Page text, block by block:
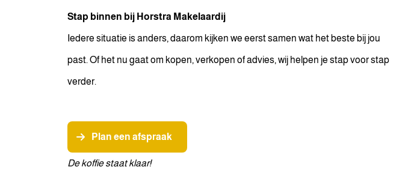
Stap binnen bij Horstra Makelaardij
Iedere situatie is anders, daarom kijken we eerst samen wat het beste bij jou
past. Of het nu gaat om kopen, verkopen of advies, wij helpen je stap voor stap
verder.
Plan een afspraak
De koffie staat klaar!